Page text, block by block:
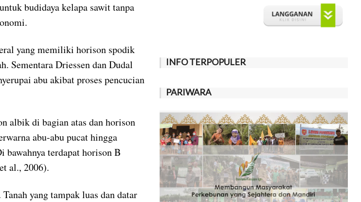
budidaya kelapa sawit tanpa
yang memiliki horison spodik
Sementara Driessen dan Dudal
abu akibat proses pencucian
albik di bagian atas dan horison
abu-abu pucat hingga
bawahnya terdapat horison B
al., 2006).
yang tampak luas dan datar
INFO TERPOPULER
PARIWARA